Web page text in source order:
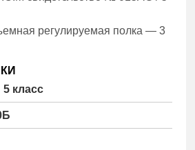
регулируемая полка — 3
5 класс